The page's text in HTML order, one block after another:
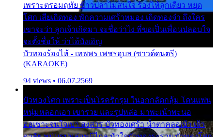
เพราะตรอมฤทัย ข้าวปลาไม่สนใจ ร้องไห้ลูกเดียว หยุด
โศก เสียเถิดทอง พักความเศร้าหมอง เถิดทองจ๋า ถึงใคร
เขาจะว่า ลูกเจ้าเกิดมา จะชื่อว่าไง พี่ขอเป็นเพื่อนปลอบใจ
จะตั้งชื่อให้ ว่าไอ้บังเอิญ
บัวทองร้องไห้ - เทพพร เพชรอุบล (ซาวด์ดนตรี)
(KARAOKE)
94 views • 06.07.2569
บัวทองโศก เพราะเป็นโรครักรุม ในอกกลัดกลุ้ม โดนแฟน
หนุ่มหลอกเอา เขารวย และรูปหล่อ มาพะเน้าพะนอ
ออเซาะจนใจเบา สงสาร บัวทองเศร้า น้ำตาคลอเบ้า เฝ้า